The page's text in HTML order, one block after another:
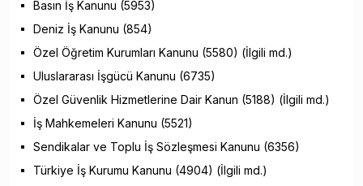
Basın İş Kanunu (5953)
Deniz İş Kanunu (854)
Özel Öğretim Kurumları Kanunu (5580) (İlgili md.)
Uluslararası İşgücü Kanunu (6735)
Özel Güvenlik Hizmetlerine Dair Kanun (5188) (İlgili md.)
İş Mahkemeleri Kanunu (5521)
Sendikalar ve Toplu İş Sözleşmesi Kanunu (6356)
Türkiye İş Kurumu Kanunu (4904) (İlgili md.)